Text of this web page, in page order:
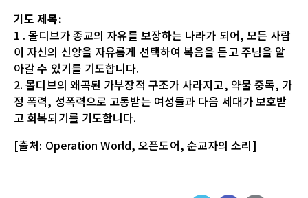
기도 제목:
1 . 몰디브가 종교의 자유를 보장하는 나라가 되어, 모든 사람
이 자신의 신앙을 자유롭게 선택하여 복음을 듣고 주님을 알
아갈 수 있기를 기도합니다.
2. 몰디브의 왜곡된 가부장적 구조가 사라지고, 약물 중독, 가
정 폭력, 성폭력으로 고통받는 여성들과 다음 세대가 보호받
고 회복되기를 기도합니다.
[출처: Operation World, 오픈도어, 순교자의 소리]